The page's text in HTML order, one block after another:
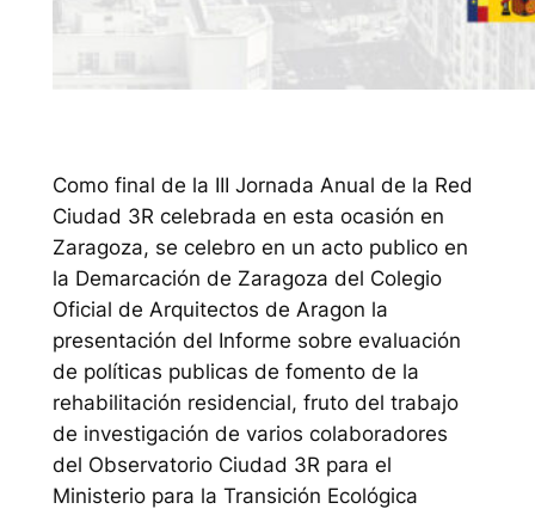
Como final de la III Jornada Anual de la Red
Ciudad 3R celebrada en esta ocasión en
Zaragoza, se celebro en un acto publico en
la Demarcación de Zaragoza del Colegio
Oficial de Arquitectos de Aragon la
presentación del Informe sobre evaluación
de políticas publicas de fomento de la
rehabilitación residencial, fruto del trabajo
de investigación de varios colaboradores
del Observatorio Ciudad 3R para el
Ministerio para la Transición Ecológica